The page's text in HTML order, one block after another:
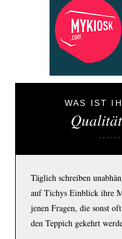
WAS IST
Täglich schreiben
auf Tichys Einblick ihre
jenen Fragen, die sonst
den Teppich gekehrt